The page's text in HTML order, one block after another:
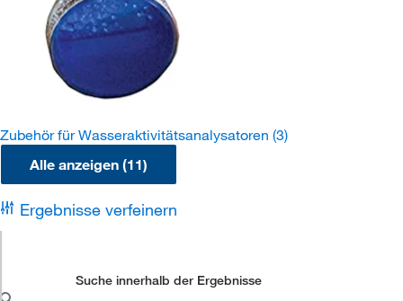
Zubehör für Wasseraktivitätsanalysatoren (3)
Alle anzeigen (11)
Ergebnisse verfeinern
Suche innerhalb der Ergebnisse